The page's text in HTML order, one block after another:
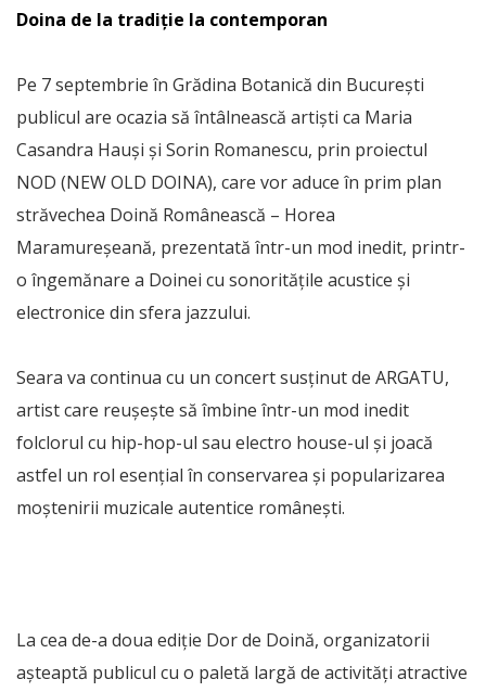
Doina de la tradiție la contemporan
Pe 7 septembrie în Grădina Botanică din București
publicul are ocazia să întâlnească artiști ca Maria
Casandra Hauși și Sorin Romanescu, prin proiectul
NOD (NEW OLD DOINA), care vor aduce în prim plan
străvechea Doină Românească – Horea
Maramureșeană, prezentată într-un mod inedit, printr-
o îngemănare a Doinei cu sonoritățile acustice și
electronice din sfera jazzului.
Seara va continua cu un concert susținut de ARGATU,
artist care reușește să îmbine într-un mod inedit
folclorul cu hip-hop-ul sau electro house-ul și joacă
astfel un rol esențial în conservarea și popularizarea
moștenirii muzicale autentice românești.
La cea de-a doua ediție Dor de Doină, organizatorii
așteaptă publicul cu o paletă largă de activități atractive